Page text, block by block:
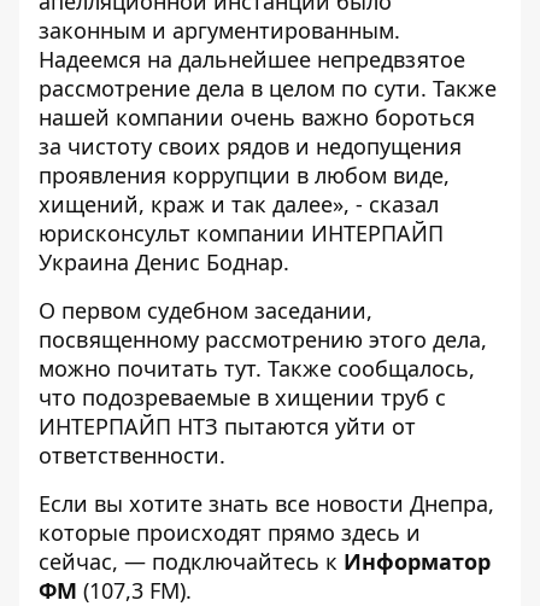
законным и аргументированным.
Надеемся на дальнейшее непредвзятое
рассмотрение дела в целом по сути. Также
нашей компании очень важно бороться
за чистоту своих рядов и недопущения
проявления коррупции в любом виде,
хищений, краж и так далее», - сказал
юрисконсульт компании ИНТЕРПАЙП
Украина Денис Боднар.
О первом судебном заседании,
посвященному рассмотрению этого дела,
можно почитать тут. Также сообщалось,
что подозреваемые в хищении труб с
ИНТЕРПАЙП НТЗ пытаются уйти от
ответственности.
Если вы хотите знать все новости Днепра,
которые происходят прямо здесь и
сейчас, — подключайтесь к Информатор
ФМ (107,3 FM).